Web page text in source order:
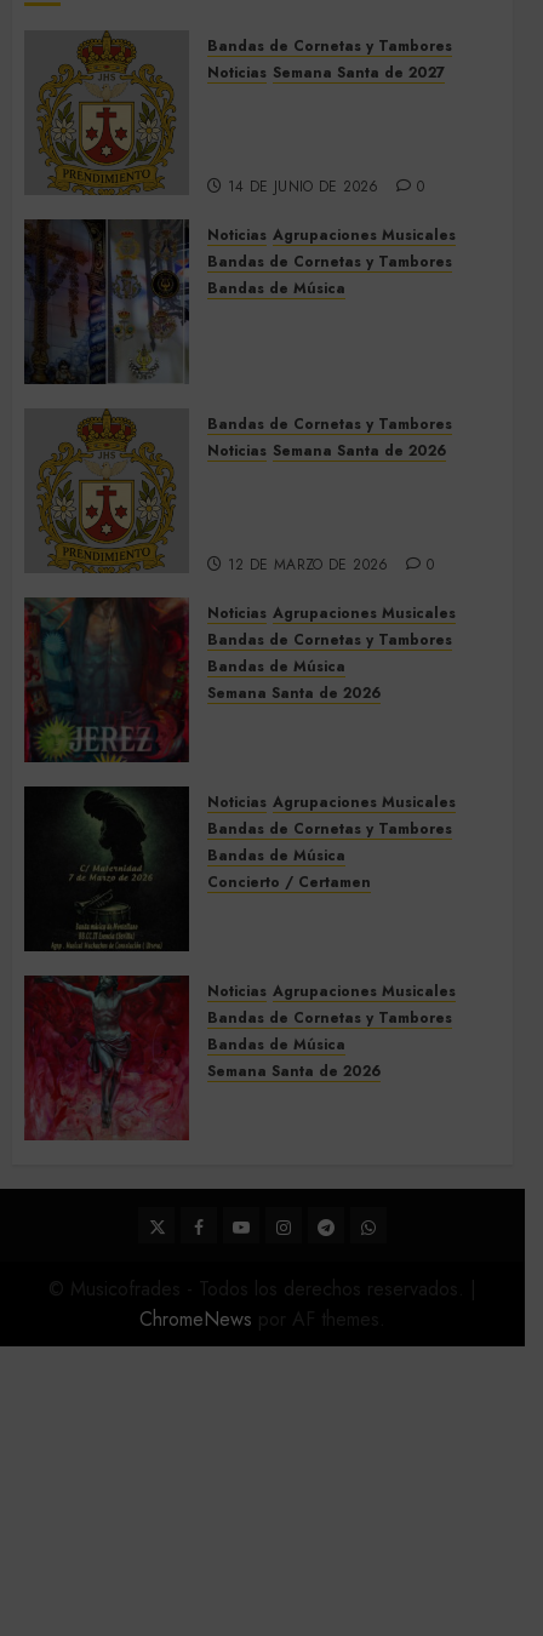
Bandas de Cornetas y Tambores
Noticias Semana Santa de 2027
14 DE JUNIO DE 2026 0
Noticias Agrupaciones Musicales
Bandas de Cornetas y Tambores
Bandas de Música
9 DE MAYO DE 2026 0
Bandas de Cornetas y Tambores
Noticias Semana Santa de 2026
12 DE MARZO DE 2026 0
Noticias Agrupaciones Musicales
Bandas de Cornetas y Tambores
Bandas de Música
Semana Santa de 2026
5 DE MARZO DE 2026 0
Noticias Agrupaciones Musicales
Bandas de Cornetas y Tambores
Bandas de Música
Concierto / Certamen
Noticias Agrupaciones Musicales
Bandas de Cornetas y Tambores
Bandas de Música
Semana Santa de 2026
22 DE FEBRERO DE 2026
0
TwitterFacebook
YoutubeInstagram
TelegramWhatsApp
ChromeNews